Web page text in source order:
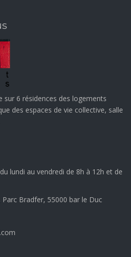
sur 6 résidences des logements
des espaces de vie collective, salle
lundi au vendredi de 8h à 12h et de
Bradfer, 55000 bar le Duc